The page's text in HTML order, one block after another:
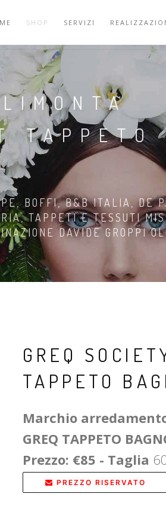
SHOP SERVIZI
TAPPETO
BOFFI, B&B ITALIA, DE
TAPPETI E TESSUTI
DAVIDE GROPPI
GREQ
TAPPETO
Marchio
GREQ TAPPETO
Prezzo: €85 - Taglia
PREZZO RISERVATO